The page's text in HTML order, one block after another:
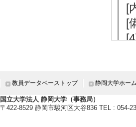
[
[
[
[
教員データベーストップ 静岡大学ホーム
国立大学法人 静岡大学（事務局）
〒422-8529 静岡市駿河区大谷836 TEL : 054-